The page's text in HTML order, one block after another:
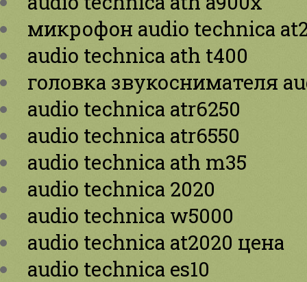
микрофон audio technica
audio technica ath t400
головка звукоснимателя
audio technica atr6250
audio technica atr6550
audio technica ath m35
audio technica 2020
audio technica w5000
audio technica at2020 цена
audio technica es10